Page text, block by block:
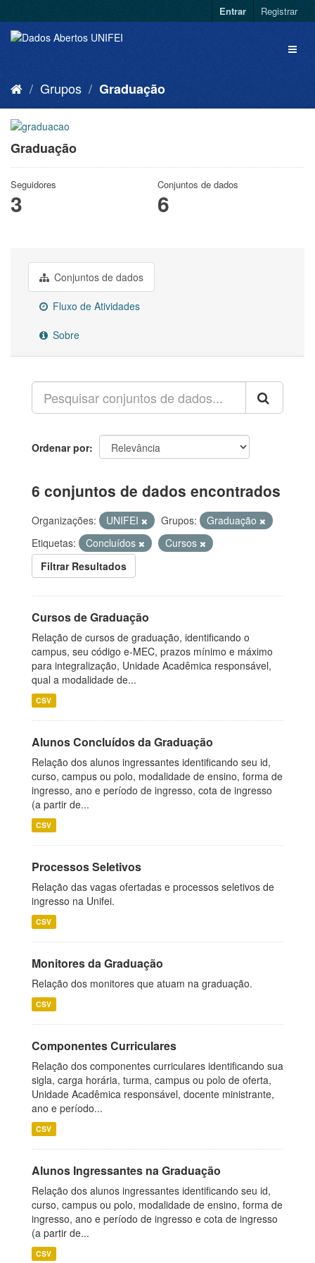
Entrar Registrar
Grupos Graduação
Graduação
Seguidores
3
Conjuntos de dados
6
Conjuntos de dados
Fluxo de Atividades
Sobre
Ordenar por
6 conjuntos de dados encontrados
Organizações: UNIFEI Grupos:
Graduação
Etiquetas:
Concluídos
Cursos
Filtrar Resultados
Cursos de Graduação
Relação de cursos de graduação, identificando o
campus, seu código e-MEC, prazos mínimo e máximo
para integralização, Unidade Acadêmica responsável,
qual a modalidade de...
CSV
Alunos Concluídos da Graduação
Relação dos alunos ingressantes identificando seu id,
curso, campus ou polo, modalidade de ensino, forma de
ingresso, ano e período de ingresso, cota de ingresso
(a partir de...
CSV
Processos Seletivos
Relação das vagas ofertadas e processos seletivos de
ingresso na Unifei.
CSV
Monitores da Graduação
Relação dos monitores que atuam na graduação.
CSV
Componentes Curriculares
Relação dos componentes curriculares identificando sua
sigla, carga horária, turma, campus ou polo de oferta,
Unidade Acadêmica responsável, docente ministrante,
ano e período...
CSV
Alunos Ingressantes na Graduação
Relação dos alunos ingressantes identificando seu id,
curso, campus ou polo, modalidade de ensino, forma de
ingresso, ano e período de ingresso e cota de ingresso
(a partir de...
CSV